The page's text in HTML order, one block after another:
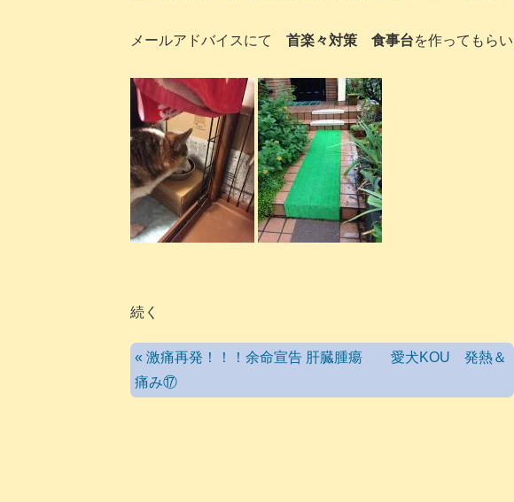
メールアドバイスにて 首楽々対策 食事台を作ってもらい
続く
« 激痛再発！！！余命宣告 肝臓腫瘍 愛犬KOU 発熱＆
痛み⑰